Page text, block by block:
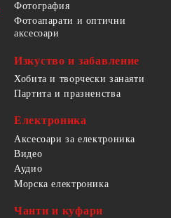
Фотография
Фотоапарати и оптични
аксесоари
Изкуство и забавление
Хобита и творчески занаяти
Партита и празненства
Електроника
Аксесоари за електроника
Видео
Аудио
Морска електроника
Чанти и куфари